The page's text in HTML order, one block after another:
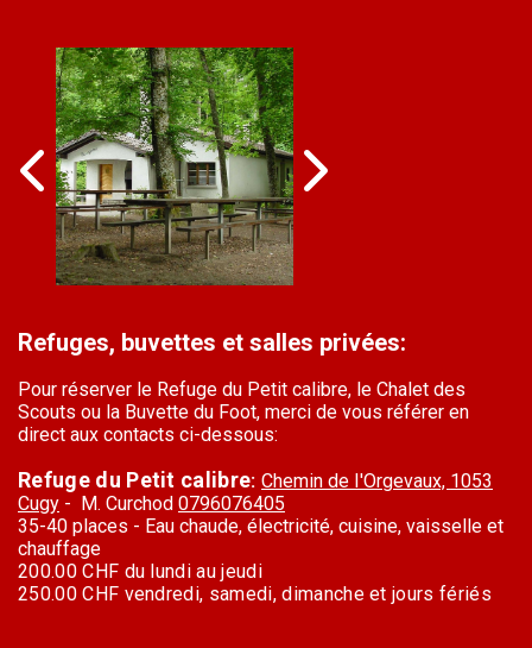
Refuges, buvettes et salles privées:
Pour réserver le Refuge du Petit calibre, le Chalet des
Scouts ou la Buvette du Foot, merci de vous référer en
direct aux contacts ci-dessous:
Refuge du Petit calibre: Chemin de I'Orgevaux, 1053
Cugy - M. Curchod 0796076405
35-40 places - Eau chaude, électricité, cuisine, vaisselle et
chauffage
200.00 CHF du lundi au jeudi
250.00 CHF vendredi, samedi, dimanche et jours fériés